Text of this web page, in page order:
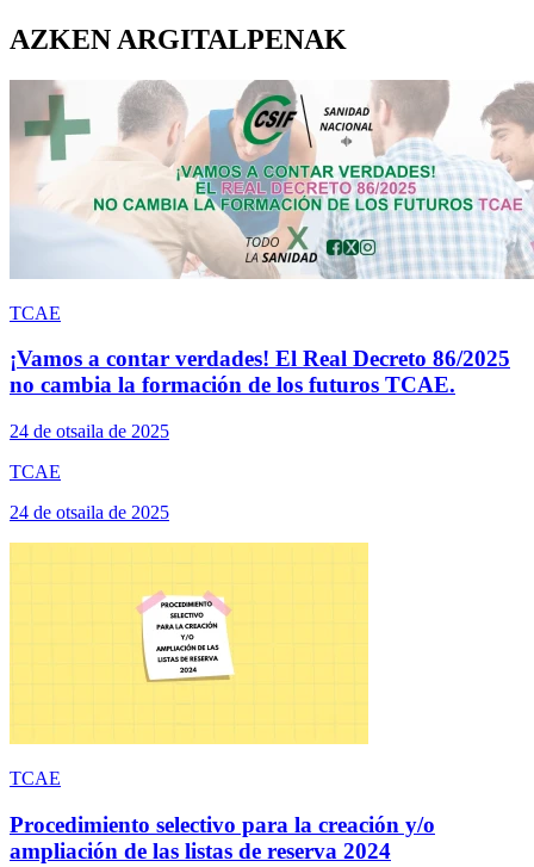
AZKEN ARGITALPENAK
TCAE
¡Vamos a contar verdades! El Real Decreto 86/2025
no cambia la formación de los futuros TCAE.
24 de otsaila de 2025
TCAE
24 de otsaila de 2025
TCAE
Procedimiento selectivo para la creación y/o
ampliación de las listas de reserva 2024